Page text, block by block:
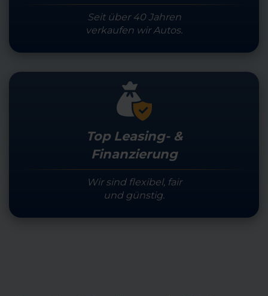
Seit über 40 Jahren
verkaufen wir Autos.
Top Leasing- &
Finanzierung
Wir sind flexibel, fair
und günstig.